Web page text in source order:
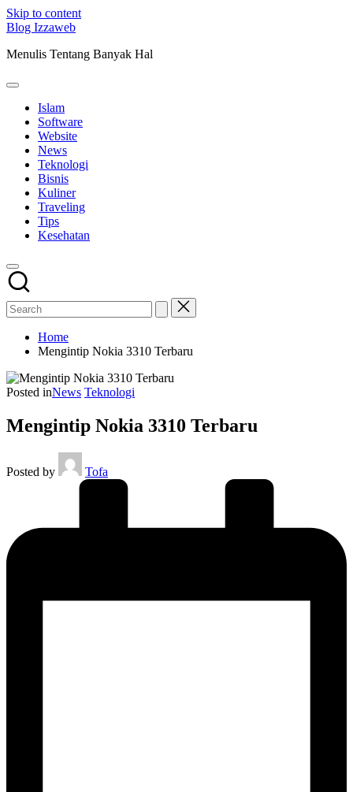
Skip to content
Blog Izzaweb
Menulis Tentang Banyak Hal
Islam
Software
Website
News
Teknologi
Bisnis
Kuliner
Traveling
Tips
Kesehatan
Home
Mengintip Nokia 3310 Terbaru
Posted inNews Teknologi
Mengintip Nokia 3310 Terbaru
Posted by Tofa